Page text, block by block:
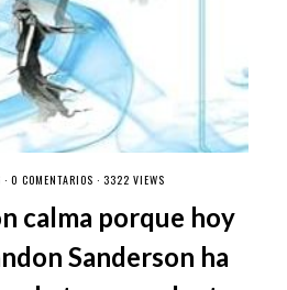
0 COMENTARIOS · 3322 VIEWS
calma porque hoy
Sanderson ha